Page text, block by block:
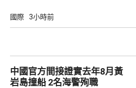
國際 3小時前
中國官方間接證實去年8月黃
岩島撞船 2名海警殉職